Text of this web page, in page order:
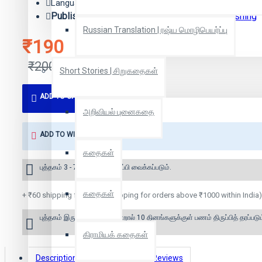
Russian Translation | ரஷ்ய மொழிபெயர்ப்பு
Short Stories | சிறுகதைகள்
அறிவியல் புனைகதை
கதைகள்
கதைகள்
கிராமியக் கதைகள்
₹190
₹200
Language: Tamil
Publisher: எழுத்து பிரசுரம் | Zero Degree Publishing
ADD TO CART
ADD TO WISH LIST
புத்தகம் 3 - 7 நாட்களில் அனுப்பி வைக்கப்படும்.
+ ₹60 shipping fee* (Free shipping for orders above ₹1000 within India)
புத்தகம் இருப்பில் இல்லை என்றால் 10 தினங்களுக்குள் பணம் திருப்பித்
Description Reviews